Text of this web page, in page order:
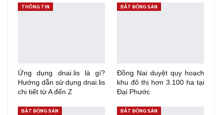
THÔNG TIN
Ứng dụng dnai.lis là gì?
Hướng dẫn sử dụng dnai.lis
chi tiết từ A đến Z
BẤT ĐỘNG SẢN
Đồng Nai duyệt quy hoạch
khu đô thị hơn 3.100 ha tại
Đại Phước
BẤT ĐỘNG SẢN BẤT ĐỘNG SẢN